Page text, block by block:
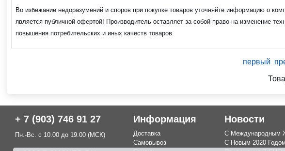
Во избежание недоразумений и споров при покупке товаров уточняйте информацию о
является публичной офертой! Производитель оставляет за собой право на изменение
повышения потребительских и иных качеств товаров.
первый
+ 7 (903) 746 91 27
Пн.-Вс. с 10.00 до 19.00 (МСК)
Информация
Доставка
Самовывоз
Новости
С Международным
С Новым 2020